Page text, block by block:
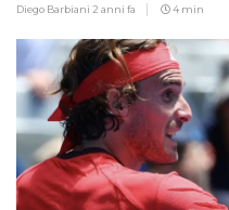
Diego Barbiani 2 anni fa 4 min